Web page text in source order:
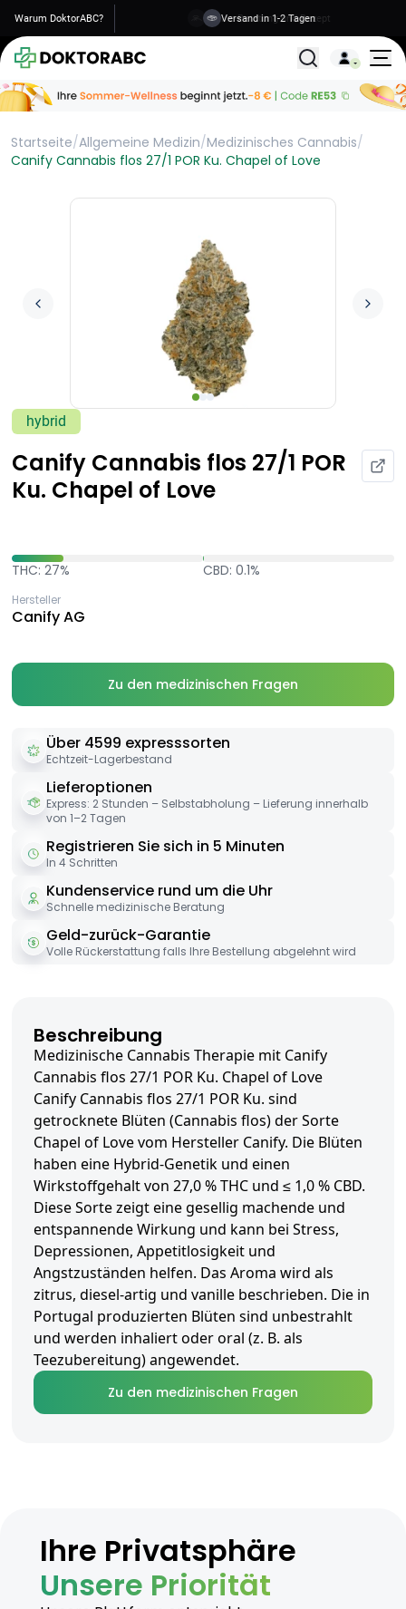
Warum DoktorABC? Versand in 1-2 Tagen
Alle
Startseite/Allgemeine Medizin/Medizinisches Cannabis/
Canify Cannabis flos 27/1 POR Ku. Chapel of Love
hybrid
Canify Cannabis flos 27/1 POR
Ku. Chapel of Love
THC: 27% CBD: 0.1%
Hersteller
Canify AG
Zu den medizinischen Fragen
Über 4599 expresssorten
Echtzeit-Lagerbestand
Lieferoptionen
Express: 2 Stunden – Selbstabholung – Lieferung innerhalb
von 1–2 Tagen
Registrieren Sie sich in 5 Minuten
In 4 Schritten
Kundenservice rund um die Uhr
Schnelle medizinische Beratung
Geld-zurück-Garantie
Volle Rückerstattung falls Ihre Bestellung abgelehnt wird
Beschreibung
Medizinische Cannabis Therapie mit Canify
Cannabis flos 27/1 POR Ku. Chapel of Love
Canify Cannabis flos 27/1 POR Ku. sind
getrocknete Blüten (Cannabis flos) der Sorte
Chapel of Love vom Hersteller Canify. Die Blüten
haben eine Hybrid-Genetik und einen
Wirkstoffgehalt von 27,0 % THC und ≤ 1,0 % CBD.
Diese Sorte zeigt eine gesellig machende und
entspannende Wirkung und kann bei Stress,
Depressionen, Appetitlosigkeit und
Angstzuständen helfen. Das Aroma wird als
zitrus, diesel-artig und vanille beschrieben. Die in
Portugal produzierten Blüten sind unbestrahlt
und werden inhaliert oder oral (z. B. als
Teezubereitung) angewendet.
Zu den medizinischen Fragen
Ihre Privatsphäre
Unsere Priorität